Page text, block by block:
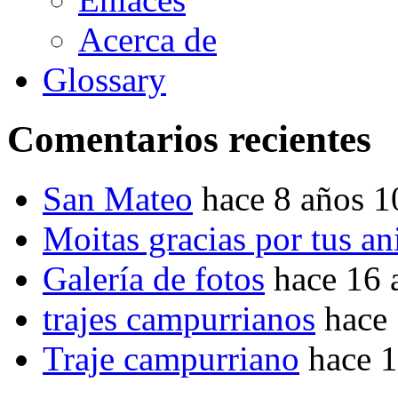
Acerca de
Glossary
Comentarios recientes
San Mateo hace 8 años
Moitas gracias por tus
Galería de fotos hace 16
trajes campurrianos
Traje campurriano hace